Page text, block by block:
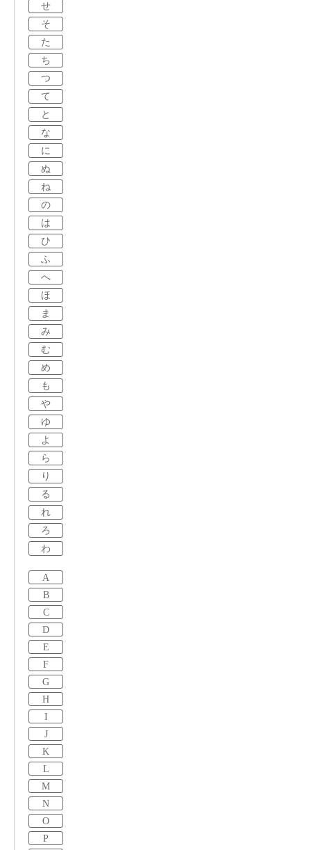
せ
そ
た
ち
つ
て
と
な
に
ぬ
ね
の
は
ひ
ふ
へ
ほ
ま
み
む
め
も
や
ゆ
よ
ら
り
る
れ
ろ
わ
A
B
C
D
E
F
G
H
I
J
K
L
M
N
O
P